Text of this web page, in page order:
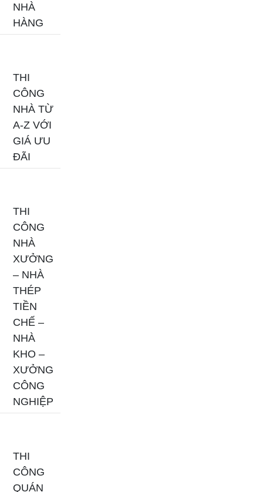
NHÀ
HÀNG
THI
CÔNG
NHÀ TỪ
A-Z VỚI
GIÁ ƯU
ĐÃI
THI
CÔNG
NHÀ
XƯỞNG
– NHÀ
THÉP
TIỀN
CHẾ –
NHÀ
KHO –
XƯỞNG
CÔNG
NGHIỆP
THI
CÔNG
QUÁN